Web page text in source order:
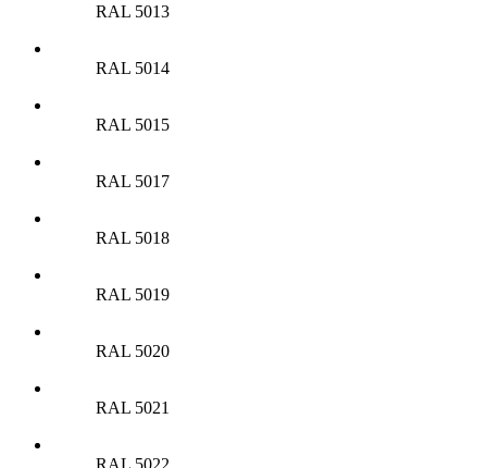
RAL 5013
RAL 5014
RAL 5015
RAL 5017
RAL 5018
RAL 5019
RAL 5020
RAL 5021
RAL 5022